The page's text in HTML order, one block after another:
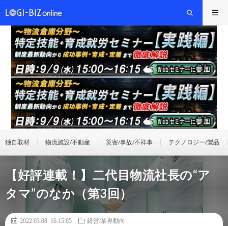
独自取材 物流施設/不動産 災害/事故/不祥事 テクノロジー/製品
【好評連載！】二代目物流社長の“ア
タマ”のなか（第3回）
2022.03.08 16:15:05
経営/業界動向